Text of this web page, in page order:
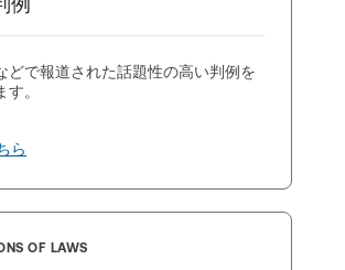
どで報道された話題性の高い判例を
。
ら
OF LAWS